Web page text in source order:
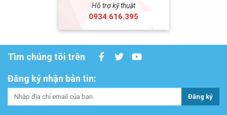
Hỗ trợ kỹ thuật
0934.616.395
Tìm chúng tôi trên
Đăng ký nhận bản tin:
Đăng ký